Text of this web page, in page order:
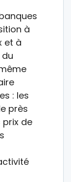
à
et à
: les
près
prix de